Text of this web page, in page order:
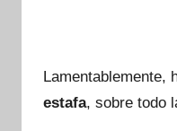
Lamentablemente,
estafa, sobre todo